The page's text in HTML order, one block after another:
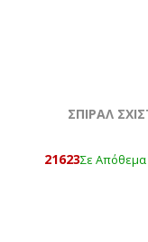
ΣΠΙΡΑΛ
21623Σε Απόθεμα